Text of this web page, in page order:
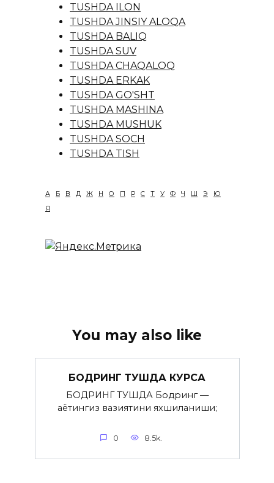
TUSHDA ILON
TUSHDA JINSIY ALOQA
TUSHDA BALIQ
TUSHDA SUV
TUSHDA CHAQALOQ
TUSHDA ERKAK
TUSHDA GO'SHT
TUSHDA MASHINA
TUSHDA MUSHUK
TUSHDA SOCH
TUSHDA TISH
А Б В Д Ж Н О П Р С Т У Ф Ч Ш Э
Ю
Я
You may also like
БОДРИНГ ТУШДА КУРСА
БОДРИНГ ТУШДА Бодринг —
ҳаётингиз вазиятини яхшиланиши;
0 8.5k.